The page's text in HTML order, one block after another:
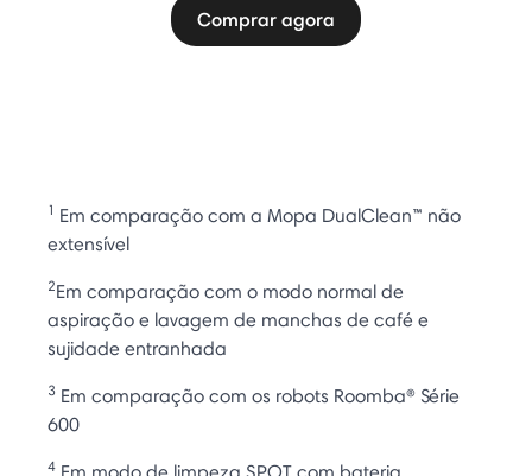
Comprar agora
1 Em comparação com a Mopa DualClean™ não
extensível
2Em comparação com o modo normal de
aspiração e lavagem de manchas de café e
sujidade entranhada
3 Em comparação com os robots Roomba® Série
600
4 Em modo de limpeza SPOT com bateria